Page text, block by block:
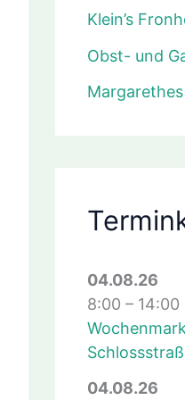
Klein’s
Obst- und
04.08.26
8:00 – 14:00
04.08.26